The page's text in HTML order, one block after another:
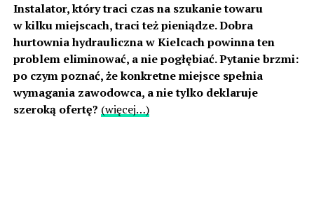
Instalator, który traci czas na szukanie towaru
w kilku miejscach, traci też pieniądze. Dobra
hurtownia hydrauliczna w Kielcach powinna ten
problem eliminować, a nie pogłębiać. Pytanie brzmi:
po czym poznać, że konkretne miejsce spełnia
wymagania zawodowca, a nie tylko deklaruje
szeroką ofertę? (więcej…)